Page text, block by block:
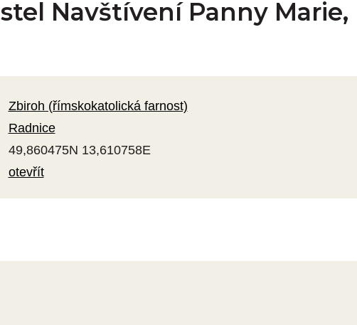
Navštívení Panny Marie,
Zbiroh (římskokatolická farnost)
Radnice
49,860475N 13,610758E
otevřít